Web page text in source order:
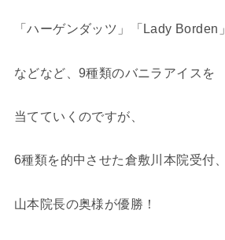
「ハーゲンダッツ」「Lady Borden」
などなど、9種類のバニラアイスを
当てていくのですが、
6種類を的中させた倉敷川本院受付、
山本院長の奥様が優勝！